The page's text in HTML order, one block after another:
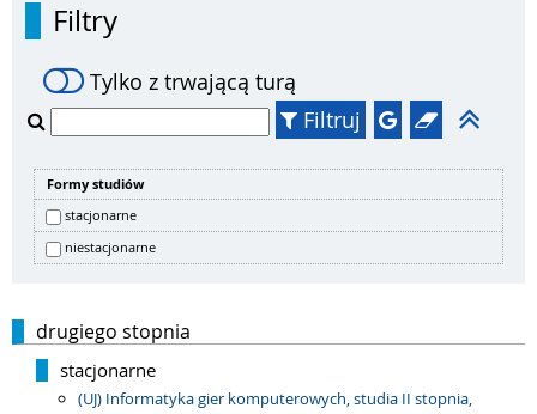
Filtry
Tylko z trwającą turą
Filtruj
Formy studiów
stacjonarne
niestacjonarne
drugiego stopnia
stacjonarne
(UJ) Informatyka gier komputerowych, studia II stopnia,